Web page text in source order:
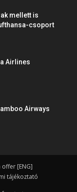
mellett is
csoport
Airlines
Airways
offer [ENG]
tájékoztató